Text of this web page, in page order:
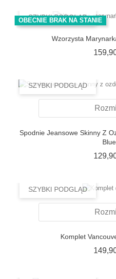
SZYBKI PODGLĄD
OBECNIE BRAK NA STANIE
Wzorzysta
SZYBKI PODGLĄD
Spodnie Jeansowe Skinny Z
Blue
SZYBKI PODGLĄD
Komplet